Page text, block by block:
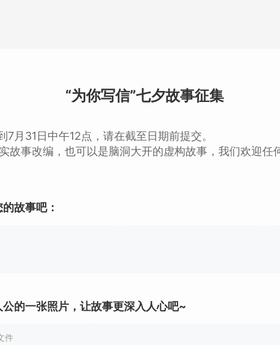
“为你写信”七夕故事征集
7月31日中午12点，请在截至日期前提交。
故事改编，也可以是脑洞大开的虚构故事，我们欢迎任
故事吧：
的一张照片，让故事更深入人心吧~
件